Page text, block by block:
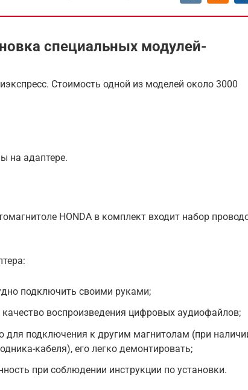
специальных модулей-
Стоимость одной из моделей около 3000
на адаптере.
HONDA в комплект входит набор
подключить своими руками;
качество воспроизведения цифровых аудиофайлов;
для подключения к другим магнитолам (при
кабеля), его легко демонтировать;
при соблюдении инструкции по установки.